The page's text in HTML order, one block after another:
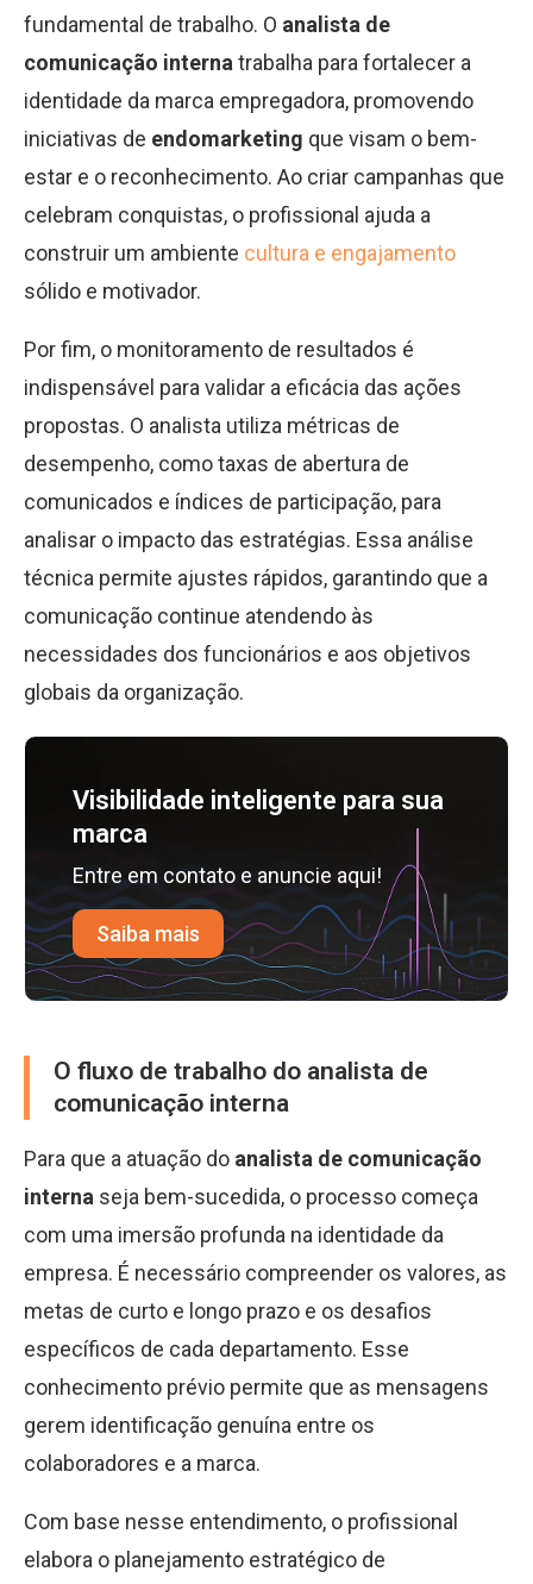
fundamental de trabalho. O analista de
comunicação interna trabalha para fortalecer a
identidade da marca empregadora, promovendo
iniciativas de endomarketing que visam o bem-
estar e o reconhecimento. Ao criar campanhas que
celebram conquistas, o profissional ajuda a
construir um ambiente cultura e engajamento
sólido e motivador.
Por fim, o monitoramento de resultados é
indispensável para validar a eficácia das ações
propostas. O analista utiliza métricas de
desempenho, como taxas de abertura de
comunicados e índices de participação, para
analisar o impacto das estratégias. Essa análise
técnica permite ajustes rápidos, garantindo que a
comunicação continue atendendo às
necessidades dos funcionários e aos objetivos
globais da organização.
Visibilidade inteligente para sua
marca
Entre em contato e anuncie aqui!
Saiba mais
O fluxo de trabalho do analista de
comunicação interna
Para que a atuação do analista de comunicação
interna seja bem-sucedida, o processo começa
com uma imersão profunda na identidade da
empresa. É necessário compreender os valores, as
metas de curto e longo prazo e os desafios
específicos de cada departamento. Esse
conhecimento prévio permite que as mensagens
gerem identificação genuína entre os
colaboradores e a marca.
Com base nesse entendimento, o profissional
elabora o planejamento estratégico de